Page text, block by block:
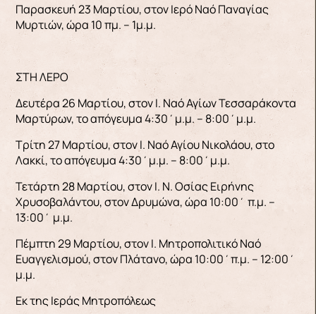
Παρασκευή 23 Μαρτίου, στον Ιερό Ναό Παναγίας
Μυρτιών, ώρα 10 πμ. – 1μ.μ.
ΣΤΗ ΛΕΡΟ
Δευτέρα 26 Μαρτίου, στον Ι. Ναό Αγίων Τεσσαράκοντα
Μαρτύρων, το απόγευμα 4:30΄μ.μ. – 8:00΄μ.μ.
Τρίτη 27 Μαρτίου, στον Ι. Ναό Αγίου Νικολάου, στο
Λακκί, το απόγευμα 4:30΄μ.μ. – 8:00΄μ.μ.
Τετάρτη 28 Μαρτίου, στον Ι. Ν. Οσίας Ειρήνης
Χρυσοβαλάντου, στον Δρυμώνα, ώρα 10:00΄ π.μ. –
13:00΄ μ.μ.
Πέμπτη 29 Μαρτίου, στον Ι. Μητροπολιτικό Ναό
Ευαγγελισμού, στον Πλάτανο, ώρα 10:00΄π.μ. – 12:00΄
μ.μ.
Εκ της Ιεράς Μητροπόλεως